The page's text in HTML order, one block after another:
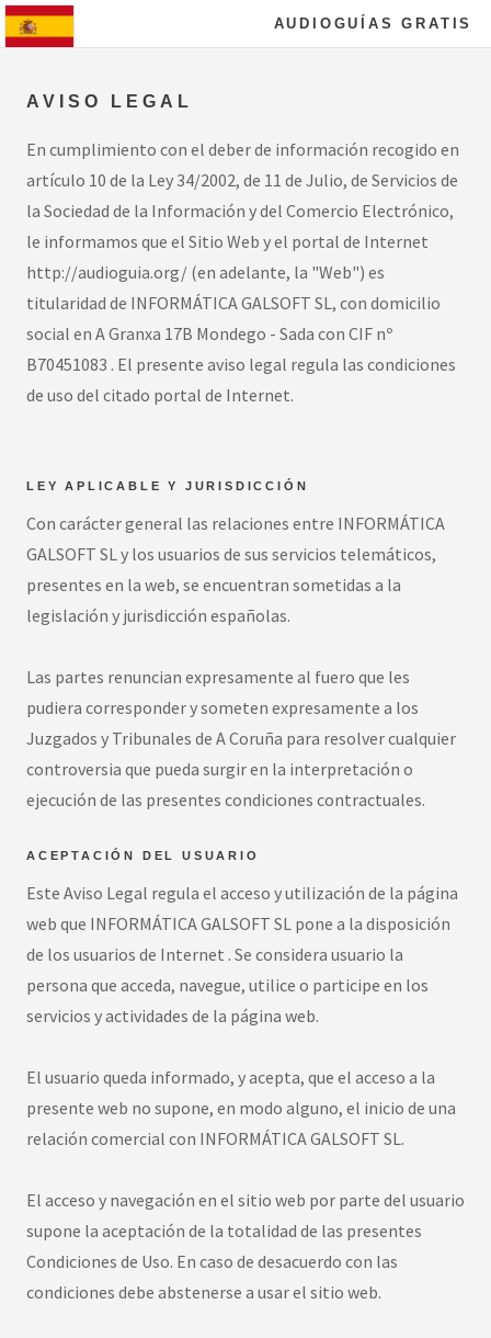
AUDIOGUÍAS GRATIS
AVISO LEGAL
En cumplimiento con el deber de información recogido en
artículo 10 de la Ley 34/2002, de 11 de Julio, de Servicios de
la Sociedad de la Información y del Comercio Electrónico,
le informamos que el Sitio Web y el portal de Internet
http://audioguia.org/ (en adelante, la "Web") es
titularidad de INFORMÁTICA GALSOFT SL, con domicilio
social en A Granxa 17B Mondego - Sada con CIF nº
B70451083 . El presente aviso legal regula las condiciones
de uso del citado portal de Internet.
LEY APLICABLE Y JURISDICCIÓN
Con carácter general las relaciones entre INFORMÁTICA
GALSOFT SL y los usuarios de sus servicios telemáticos,
presentes en la web, se encuentran sometidas a la
legislación y jurisdicción españolas.
Las partes renuncian expresamente al fuero que les
pudiera corresponder y someten expresamente a los
Juzgados y Tribunales de A Coruña para resolver cualquier
controversia que pueda surgir en la interpretación o
ejecución de las presentes condiciones contractuales.
ACEPTACIÓN DEL USUARIO
Este Aviso Legal regula el acceso y utilización de la página
web que INFORMÁTICA GALSOFT SL pone a la disposición
de los usuarios de Internet . Se considera usuario la
persona que acceda, navegue, utilice o participe en los
servicios y actividades de la página web.
El usuario queda informado, y acepta, que el acceso a la
presente web no supone, en modo alguno, el inicio de una
relación comercial con INFORMÁTICA GALSOFT SL.
El acceso y navegación en el sitio web por parte del usuario
supone la aceptación de la totalidad de las presentes
Condiciones de Uso. En caso de desacuerdo con las
condiciones debe abstenerse a usar el sitio web.